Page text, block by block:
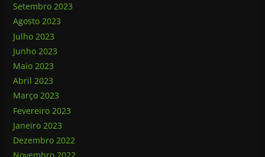
Setembro 2023
Agosto 2023
Julho 2023
Junho 2023
Maio 2023
Abril 2023
Março 2023
Fevereiro 2023
Janeiro 2023
Dezembro 2022